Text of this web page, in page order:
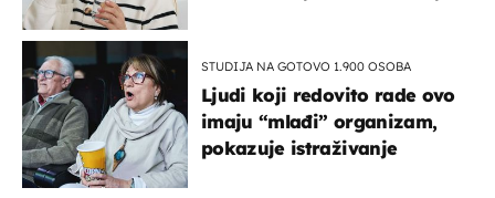
STUDIJA NA GOTOVO 1.900 OSOBA
Ljudi koji redovito rade ovo
imaju “mlađi” organizam,
pokazuje istraživanje